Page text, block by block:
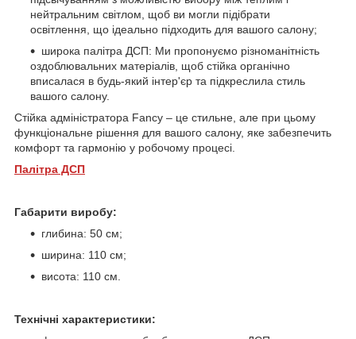
нейтральним світлом, щоб ви могли підібрати
освітлення, що ідеально підходить для вашого салону;
широка палітра ДСП: Ми пропонуємо різноманітність
оздоблювальних матеріалів, щоб стійка органічно
вписалася в будь-який інтер'єр та підкреслила стиль
вашого салону.
Стійка адміністратора Fancy – це стильне, але при цьому
функціональне рішення для вашого салону, яке забезпечить
комфорт та гармонію у робочому процесі.
Палітра ДСП
Габарити виробу:
глибина: 50 см;
ширина: 110 см;
висота: 110 см.
Технічні характеристики: